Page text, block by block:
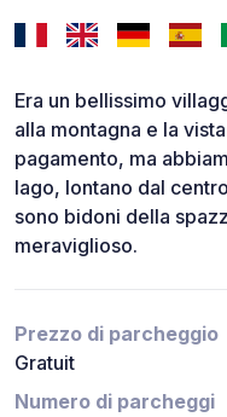
Era un bellissimo
alla montagna e la
pagamento, ma
lago, lontano dal
sono bidoni della
meraviglioso.
Prezzo di parcheggio
Gratuit
Numero di parcheggi